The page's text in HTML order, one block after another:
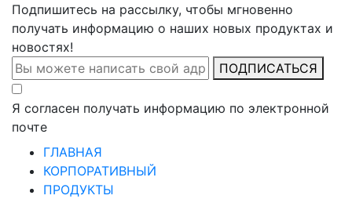
Подпишитесь на рассылку, чтобы мгновенно
получать информацию о наших новых продуктах и
новостях!
ПОДПИСАТЬСЯ
Я согласен получать информацию по электронной
почте
ГЛАВНАЯ
КОРПОРАТИВНЫЙ
ПРОДУКТЫ